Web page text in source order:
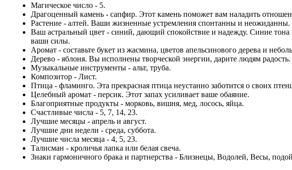
Магическое число - 5.
Драгоценный камень - сапфир. Этот камень поможет вам наладить
Растение - алтей. Ваши жизненные устремления спонтанны и неожиданны.
Ваш астральный цвет - синий, дающий спокойствие и надежду. Синие
ваши силы.
Аромат - составьте букет из жасмина, цветов апельсинового дерева и
Дерево - яблоня. Вы исполнены творческой энергии, дарите людям радость.
Музыкальные инструменты - альт, труба.
Композитор - Лист.
Птица - фламинго. Эта прекрасная птица неустанно заботится о своих
Целебный аромат - персик. Этот запах усиливает ваше обаяние.
Благоприятные продукты - морковь, вишня, мед, лосось, яйца.
Счастливые числа - 5, 7, 14, 23.
Лучшие месяцы - апрель и август.
Лучшие дни недели - среда, суббота.
Лучшие числа месяца - 4, 5, 23.
Талисман - кроличья лапка или белая свеча.
Знаки гармоничного брака и партнерства - Близнецы, Водолей, Весы,